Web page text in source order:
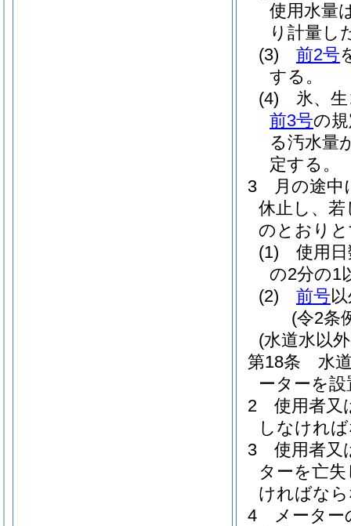
使用水量
り計量し
(3)
前2号
する。
(4)
氷、
前3号の
る汚水量
定する。
3
月の途
休止し、
のとおり
(1)
使用
の2分の1
(2)
前号
(令2条
(水道水以
第18条
水
ーターを
2
使用者又
しなけれ
3
使用者又
ターを亡
ければな
4
メータ